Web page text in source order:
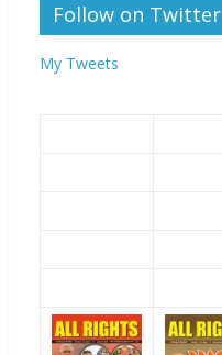
Follow on Twitter
My Tweets